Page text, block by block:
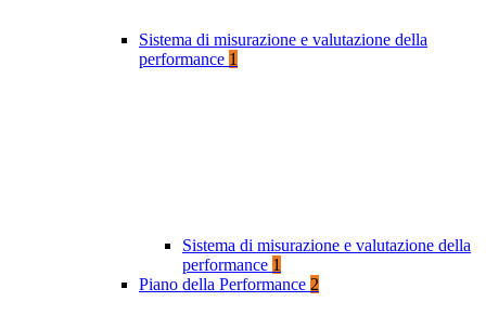
Sistema di misurazione e valutazione della
performance 1
Sistema di misurazione e valutazione della
performance 1
Piano della Performance 2